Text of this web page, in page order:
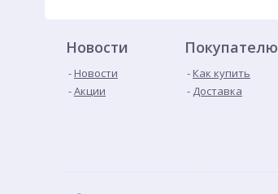
Новости
Новости
Акции
Покупателю
Как купить
Доставка